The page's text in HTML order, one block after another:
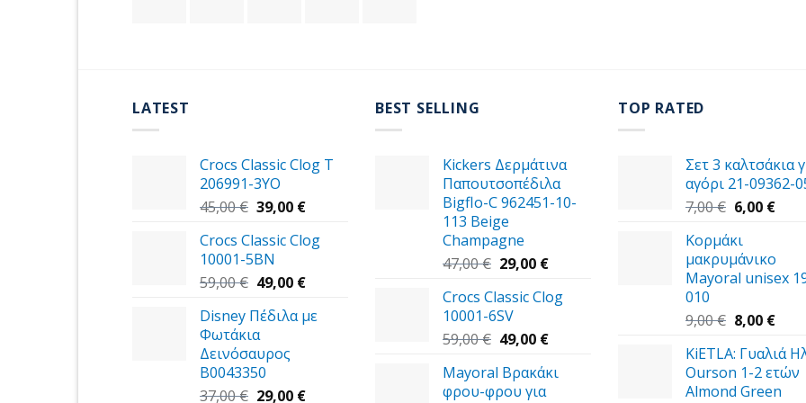
LATEST
Crocs Classic Clog T
206991-3YΟ
45,00€ Original
was:
45,00 €.
39,00 €Η
τιμή
39,00 €.
Crocs Classic Clog
10001-5BN
59,00€ Original
was:
59,00 €.
49,00 €Η
τιμή
Disney Πέδιλα με
Φωτάκια
Δεινόσαυρος
B0043350
37,00€ Original
29,00 €Η
BEST SELLING
Kickers Δερμάτινα
Παπουτσοπέδιλα
Bigflo-C 962451-10-
113 Beige
Champagne
47,00€ Original
was:
47,00 €.
29,00 €Η
τιμή
29,00 €.
Crocs Classic Clog
10001-6SV
59,00€ Original
was:
59,00 €.
49,00 €Η
τιμή
Mayoral Βρακάκι
φρου-φρου για
TOP RATED
Σετ 3 καλτσάκια
αγόρι 21-09362-
7,00€ Original
was:
7,00 €.
6,00 €Η
είναι:
6,00
Κορμάκι
μακρυμάνικο
Mayoral unisex
010
9,00€ Original
was:
9,00 €.
8,00 €Η
τιμή
είναι:
8,00
KiETLA: Γυαλιά
Ourson 1-2 ετών
Almond Green